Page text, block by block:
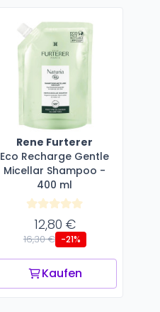
Rene Furterer
Eco Recharge Gentle
Micellar Shampoo -
400 ml
12,80 €
16,30 € -21%
Kaufen